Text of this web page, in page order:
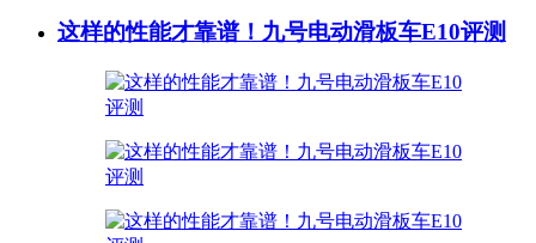
这样的性能才靠谱！九号电动滑板车E10评测